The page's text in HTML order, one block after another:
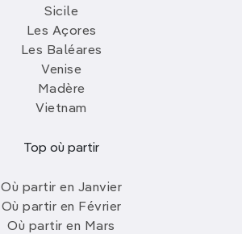
Sicile
Les Açores
Les Baléares
Venise
Madère
Vietnam
Top où partir
Où partir en Janvier
Où partir en Février
Où partir en Mars